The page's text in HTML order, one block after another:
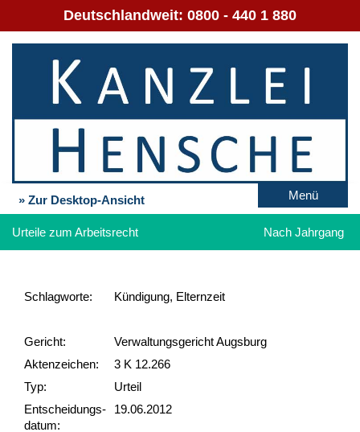
Deutschlandweit: 0800 - 440 1 880
» Zur Desktop-Ansicht Menü
Urteile zum Arbeitsrecht Nach Jahrgang
Schlag­worte: Kündigung, Elternzeit
Gericht:
Verwaltungsgericht Augsburg
Akten­zeichen:
3 K 12.266
Typ:
Urteil
Ent­scheid­ungs­
datum:
19.06.2012